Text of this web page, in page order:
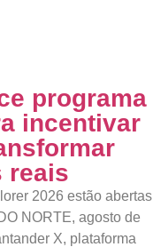
programa
incentivar
reais
2026 estão abertas
NORTE, agosto de
X, plataforma